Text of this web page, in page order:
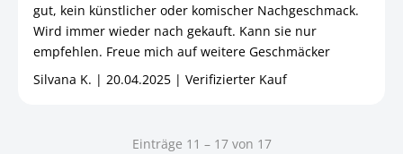
gut, kein künstlicher oder komischer Nachgeschmack.
Wird immer wieder nach gekauft. Kann sie nur
empfehlen. Freue mich auf weitere Geschmäcker
Silvana K. | 20.04.2025 | Verifizierter Kauf
Einträge 11 – 17 von 17